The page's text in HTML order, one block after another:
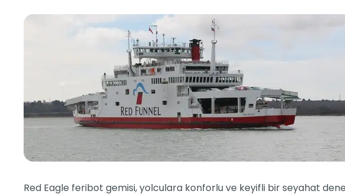
Red Eagle feribot gemisi, yolculara konforlu ve keyifli bir seyahat